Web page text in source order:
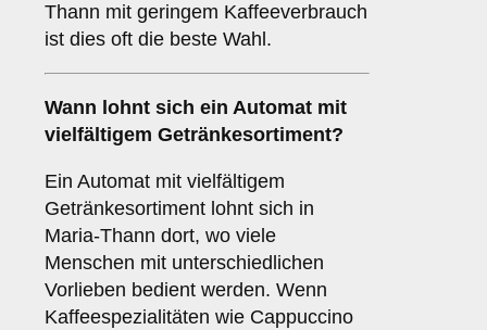
Thann mit geringem Kaffeeverbrauch
ist dies oft die beste Wahl.
Wann lohnt sich ein Automat mit
vielfältigem Getränkesortiment?
Ein Automat mit vielfältigem
Getränkesortiment lohnt sich in
Maria-Thann dort, wo viele
Menschen mit unterschiedlichen
Vorlieben bedient werden. Wenn
Kaffeespezialitäten wie Cappuccino